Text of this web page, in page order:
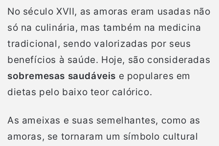
No século XVII, as amoras eram usadas não
só na culinária, mas também na medicina
tradicional, sendo valorizadas por seus
benefícios à saúde. Hoje, são consideradas
sobremesas saudáveis e populares em
dietas pelo baixo teor calórico.
As ameixas e suas semelhantes, como as
amoras, se tornaram um símbolo cultural